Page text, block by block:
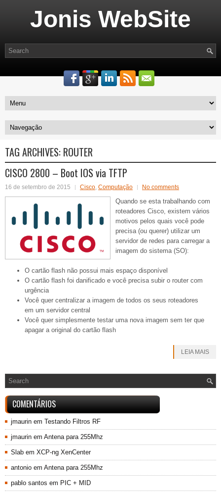
Jonis WebSite
TAG ARCHIVES: ROUTER
CISCO 2800 – Boot IOS via TFTP
16 de setembro de 2015 Cisco, Computação No comments
Quando se esta trabalhando com
roteadores Cisco, existem vários
motivos pelos quais você pode
precisa (ou querer) utilizar um
servidor de redes para carregar a
imagem do sistema (SO):
O cartão flash não possui mais espaço disponível
O cartão flash foi danificado e você precisa subir o router com
urgência
Você quer centralizar a imagem de todos os seus roteadores
em um servidor central
Você quer simplesmente testar uma nova imagem sem ter que
apagar a original do cartão flash
LEIA MAIS
COMENTÁRIOS
jmaurin em Testando Filtros RF
jmaurin em Antena para 255Mhz
Slab em XCP-ng XenCenter
antonio em Antena para 255Mhz
pablo santos em PIC + MID